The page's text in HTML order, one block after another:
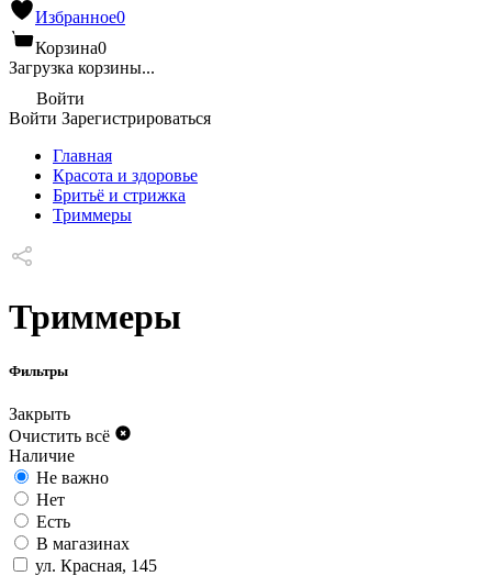
Избранное0
Корзина0
Загрузка корзины...
Войти
Войти Зарегистрироваться
Главная
Красота и здоровье
Бритьё и стрижка
Триммеры
Триммеры
Фильтры
Закрыть
Очистить всё
Наличие
Не важно
Нет
Есть
В магазинах
ул. Красная, 145